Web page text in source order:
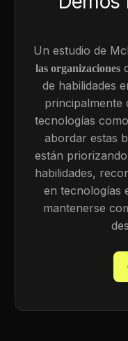
Un estudio de
las organizaciones
de habilidades
principalmente
tecnologías
abordar estas
están
habilidades,
en tecnologías
mantenerse